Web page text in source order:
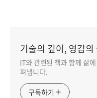
기술의 깊이, 영감
IT와 관련된 책과 함께 삶
펴냅니다.
구독하기